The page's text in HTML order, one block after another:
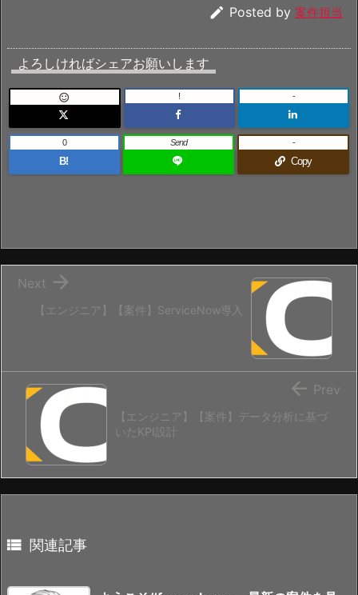
 Posted by 案件担当
よろしければシェアお願いします
 ! -
B!
0 Send
Copy
-
【エンジニア】【案件】ServiceNow導入

Next
【エンジニア】【案件】データ分析に基づ
いたKPI設計
 Prev
 関連記事